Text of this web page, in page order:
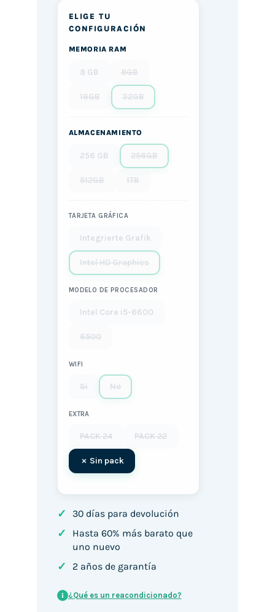
ELIGE TU
CONFIGURACIÓN
MEMORIA RAM
8 GB 8GB
16GB 32GB
ALMACENAMIENTO
256 GB 256GB
512GB 1TB
TARJETA GRÁFICA
Integrierte Grafik
Intel HD Graphics
MODELO DE PROCESADOR
Intel Core i5-6600
6500
WIFI
Si No
EXTRA
PACK 24 PACK 22
Sin pack
✓ 30 días para devolución
✓
Hasta 60% más barato que
uno nuevo
✓ 2 años de garantía
i ¿Qué es un reacondicionado?